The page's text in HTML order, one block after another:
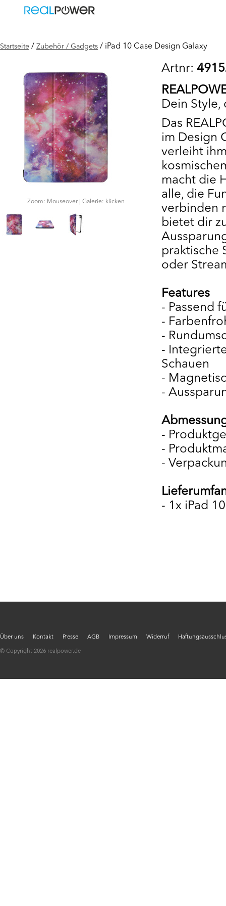
Startseite / Zubehör / Gadgets / iPad 10 Case Design Galaxy
Zoom: Mouseover | Galerie: klicken
Artnr:
Dein Style,
Das
im Design
verleiht
macht die
alle, die
verbinden
bietet dir
praktische
oder
Features
- Passend
-
-
-
Schauen
-
-
-
-
-
- 1x iPad
Über uns Kontakt Presse AGB Impressum Widerruf
© Copyright 2026 realpower.de